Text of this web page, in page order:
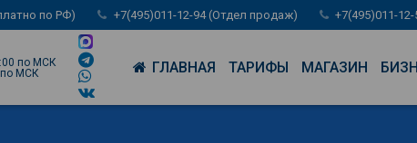
по РФ) +7(495)011-12-94 (Отдел продаж) +7(495)011-
по МСК
по МСК
ГЛАВНАЯ ТАРИФЫ МАГАЗИН